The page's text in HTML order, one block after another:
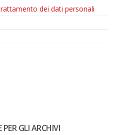
dei dati personali
GLI ARCHIVI